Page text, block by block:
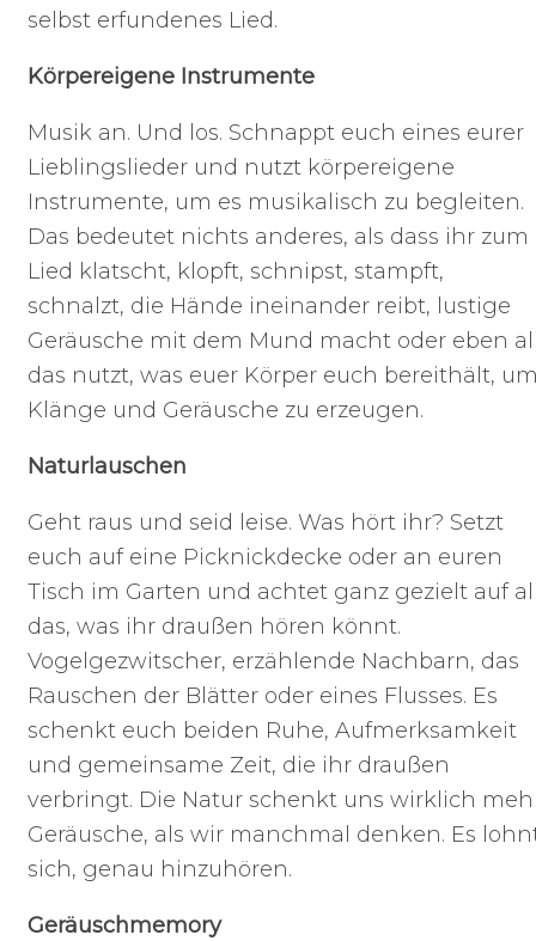
selbst erfundenes Lied.
Körpereigene Instrumente
Musik an. Und los. Schnappt euch eines eurer
Lieblingslieder und nutzt körpereigene
Instrumente, um es musikalisch zu begleiten.
Das bedeutet nichts anderes, als dass ihr zum
Lied klatscht, klopft, schnipst, stampft,
schnalzt, die Hände ineinander reibt, lustige
Geräusche mit dem Mund macht oder eben
das nutzt, was euer Körper euch bereithält,
Klänge und Geräusche zu erzeugen.
Naturlauschen
Geht raus und seid leise. Was hört ihr? Setzt
euch auf eine Picknickdecke oder an euren
Tisch im Garten und achtet ganz gezielt auf
das, was ihr draußen hören könnt.
Vogelgezwitscher, erzählende Nachbarn, das
Rauschen der Blätter oder eines Flusses. Es
schenkt euch beiden Ruhe, Aufmerksamkeit
und gemeinsame Zeit, die ihr draußen
verbringt. Die Natur schenkt uns wirklich
Geräusche, als wir manchmal denken. Es
sich, genau hinzuhören.
Geräuschmemory